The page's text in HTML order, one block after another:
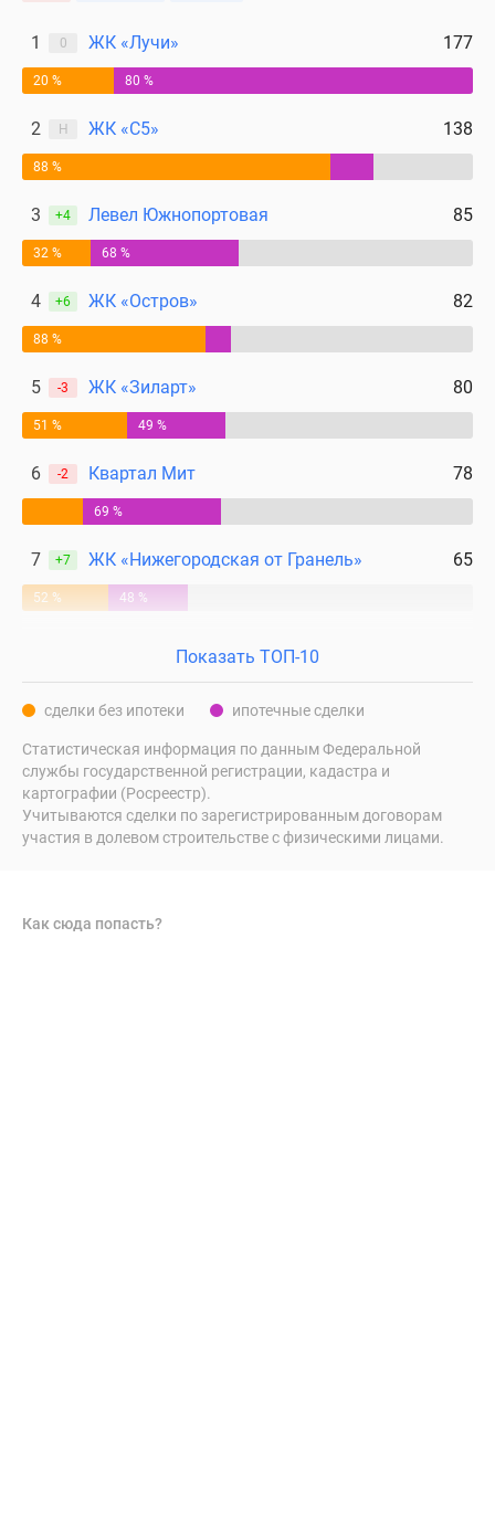
1 0 ЖК «Лучи» 177
20 % 80 %
2 Н ЖК «С5» 138
88 %
3 +4 Левел Южнопортовая 85
32 % 68 %
4 +6 ЖК «Остров» 82
88 %
5 -3 ЖК «Зиларт» 80
51 % 49 %
6 -2 Квартал Мит 78
69 %
7 +7 ЖК «Нижегородская от Гранель» 65
52 % 48 %
Показать ТОП-10
сделки без ипотеки ипотечные сделки
Статистическая информация по данным Федеральной
службы государственной регистрации, кадастра и
картографии (Росреестр).
Учитываются сделки по зарегистрированным договорам
участия в долевом строительстве с физическими лицами.
Как сюда попасть?